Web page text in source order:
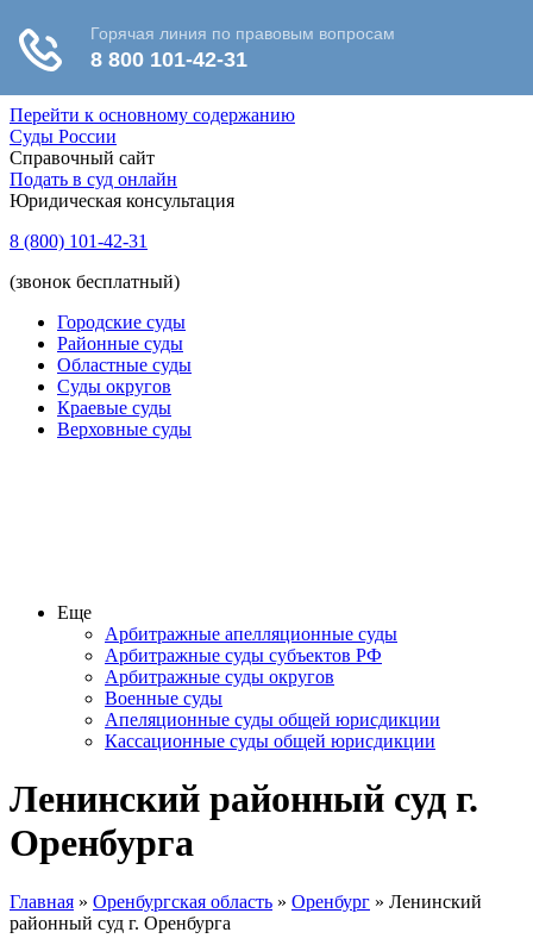
Перейти к основному содержанию
Суды России
Справочный сайт
Подать в суд онлайн
Юридическая консультация
8 (800) 101-42-31
(звонок бесплатный)
Городские суды
Районные суды
Областные суды
Суды округов
Краевые суды
Верховные суды
Еще
Арбитражные апелляционные суды
Арбитражные суды субъектов РФ
Арбитражные суды округов
Военные суды
Апеляционные суды общей юрисдикции
Кассационные суды общей юрисдикции
Ленинский районный суд г.
Оренбурга
Главная » Оренбургская область » Оренбург » Ленинский
районный суд г. Оренбурга